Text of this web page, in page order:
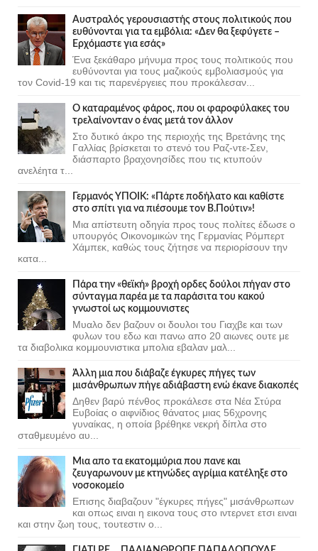
Αυστραλός γερουσιαστής στους πολιτικούς που
ευθύνονται για τα εμβόλια: «Δεν θα ξεφύγετε –
Ερχόμαστε για εσάς»
Ένα ξεκάθαρο μήνυμα προς τους πολιτικούς που
ευθύνονται για τους μαζικούς εμβολιασμούς για
τον Covid-19 και τις παρενέργειες που προκάλεσαν...
Ο καταραμένος φάρος, που οι φαροφύλακες του
τρελαίνονταν ο ένας μετά τον άλλον
Στο δυτικό άκρο της περιοχής της Βρετάνης της
Γαλλίας βρίσκεται το στενό του Ραζ-ντε-Σεν,
διάσπαρτο βραχονησίδες που τις κτυπούν
ανελέητα τ...
Γερμανός ΥΠΟΙΚ: «Πάρτε ποδήλατο και καθίστε
στο σπίτι για να πιέσουμε τον Β.Πούτιν»!
Μια απίστευτη οδηγία προς τους πολίτες έδωσε ο
υπουργός Οικονομικών της Γερμανίας Ρόμπερτ
Χάμπεκ, καθώς τους ζήτησε να περιορίσουν την
κατα...
Πάρα την «θεϊκή» βροχή ορδες δούλοι πήγαν στο
σύνταγμα παρέα με τα παράσιτα του κακού
γνωστοί ως κομμουνιστες
Μυαλο δεν βαζουν οι δουλοι του Γιαχβε και των
φυλων του εδω και πανω απο 20 αιωνες ουτε με
τα διαβολικα κομμουνιστικα μπολια εβαλαν μαλ...
Άλλη μια που διάβαζε έγκυρες πήγες των
μισάνθρωπων πήγε αδιάβαστη ενώ έκανε διακοπές
Δηθεν βαρύ πένθος προκάλεσε στα Νέα Στύρα
Ευβοίας ο αιφνίδιος θάνατος μιας 56χρονης
γυναίκας, η οποία βρέθηκε νεκρή δίπλα στο
σταθμευμένο αυ...
Μια απο τα εκατομμύρια που πανε και
ζευγαρωνουν με κτηνώδες αγρίμια κατέληξε στο
νοσοκομείο
Επισης διαβαζουν "έγκυρες πήγες" μισάνθρωπων
και οπως ειναι η εικονα τους στο ιντερνετ ετσι ειναι
και στην ζωη τους, τουτεστιν ο...